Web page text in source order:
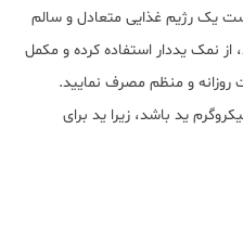
یک رژیم غذایی متعادل و سالم
از نمک یددار استفاده کرده و مکمل
روزانه و منظم مصرف نمایید.
می‌شود این مکمل حاوی 150 میکروگرم ید باشد، زیرا ید برای